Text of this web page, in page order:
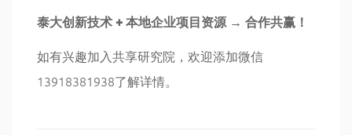
泰大创新技术 + 本地企业项目资源 → 合作共赢！
如有兴趣加入共享研究院，欢迎添加微信
13918381938了解详情。